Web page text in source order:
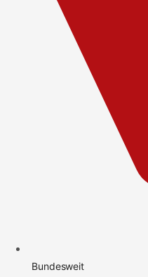
Bundesweit